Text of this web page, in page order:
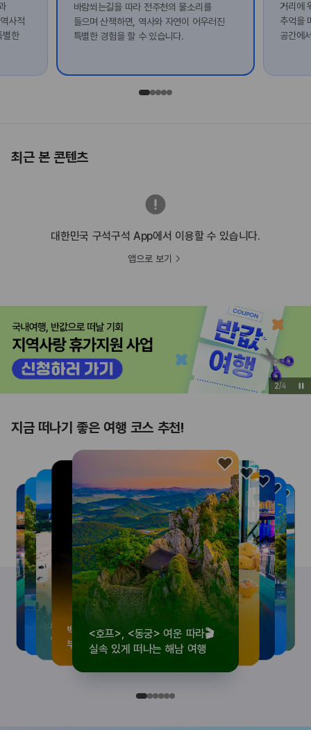
사적
별한
바람쐬는길을 따라 전주천의 물소리를
들으며 산책하면, 역사와 자연이 어우러진
특별한 경험을 할 수 있습니다.
거리에
추억을
공간에
최근 본 콘텐츠
대한민국 구석구석 App에서 이용할 수 있습니다.
앱으로 보기
2/4
지금 떠나기 좋은 여행 코스 추천!
<호프>, <동궁> 여운 따라🎬
실속 있게 떠나는 해남 여행
로컬 감성 수집!
전국 로컬 기념품숍 3곳⭐
우리말이 더 재미있어지는
세종 한글 여행
숲길부터 천년 고찰까지!
마음에 쉼을 더하는 부안
뚜벅이 여행자 주목🚶
양양 1박 2일 코스
백제의 숨결을 따라,
부여에서 만나는 여름
<호프>, <동궁> 여운 따라🎬
실속 있게 떠나는 해남 여행
로컬 감성 수집!
전국 로컬 기념품숍 3곳⭐
우리말이 더 재미있어지는
세종 한글 여행
숲길부터 천년 고찰까지!
마음에 쉼을 더하는 부안
뚜벅이 여행자 주목🚶
양양 1박 2일 코스
백제의 숨결을 따라,
부여에서 만나는 여름
<호프>, <동궁> 여운 따라🎬
실속 있게 떠나는 해남 여행
로컬 감성 수집!
전국 로컬 기념품숍 3곳⭐
우리말이 더 재미있어지는
세종 한글 여행
숲길부터 천년 고찰까지!
마음에 쉼을 더하는 부안
뚜벅이 여행자 주목🚶
양양 1박 2일 코스
백제의 숨결을 따라,
부여에서 만나는 여름